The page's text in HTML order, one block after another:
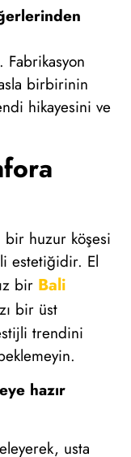
Fabrikasyon
birbirinin
hikayesini ve
huzur köşesi
estetiğidir. El
bir Bali
bir üst
trendini
hazır
usta